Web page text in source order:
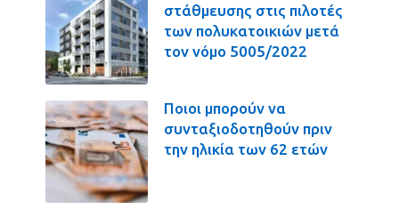
στάθμευσης στις πιλοτές
των πολυκατοικιών μετά
τον νόμο 5005/2022
Ποιοι μπορούν να
συνταξιοδοτηθούν πριν
την ηλικία των 62 ετών